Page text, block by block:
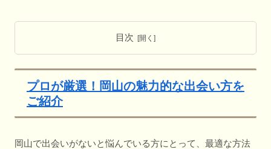
目次
プロが厳選！岡山の魅力的な出会い方を
ご紹介
岡山で出会いがないと悩んでいる方にとって、最適な方法